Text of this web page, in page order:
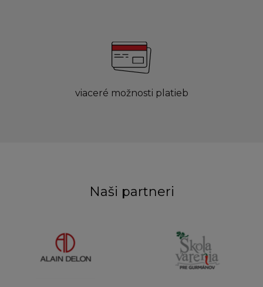
viaceré možnosti platieb
Naši partneri